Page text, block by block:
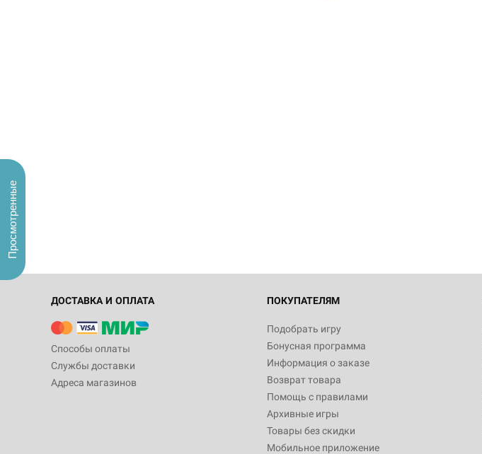
ДОСТАВКА И ОПЛАТА
Способы оплаты
Службы доставки
Адреса магазинов
ПОКУПАТЕЛЯМ
Подобрать игру
Бонусная программа
Информация о заказе
Возврат товара
Помощь с правилами
Архивные игры
Товары без скидки
Мобильное приложение
Просмотренные